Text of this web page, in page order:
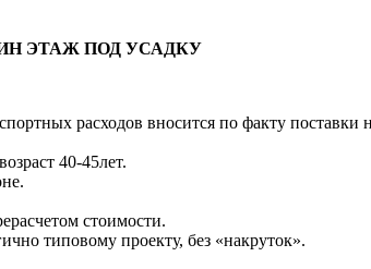
ЭТАЖ ПОД УСАДКУ
расходов вносится по факту поставки
40-45лет.
стоимости.
типовому проекту, без «накруток».